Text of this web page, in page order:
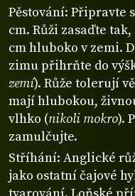
Pěstování: Připravte
cm. Růži zasaďte
cm hluboko v zemi.
zimu přihrňte do
zemí). Růže tolerují
mají hlubokou,
vlhko (nikoli mokro).
zamulčujte.
Stříhání: Anglické
jako ostatní čajové